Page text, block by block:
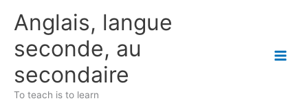
Anglais, langue
seconde, au
secondaire
To teach is to learn